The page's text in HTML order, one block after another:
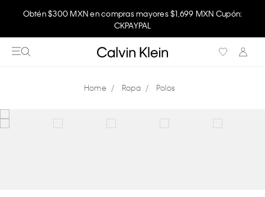
Obtén $300 MXN en compras mayores $1,699 MXN Cupón:
CKPAYPAL
Ropa Polos